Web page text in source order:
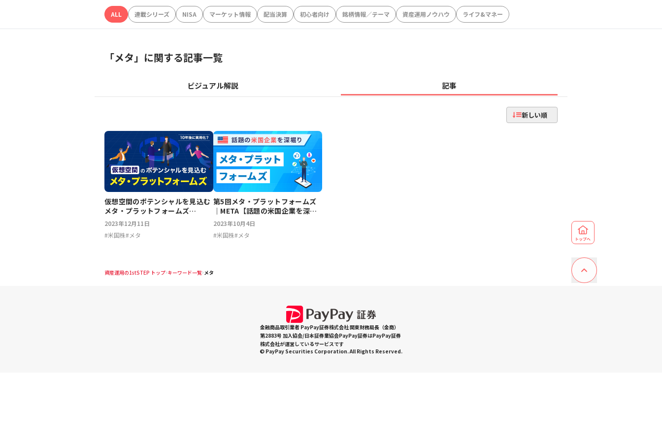
ALL 連載シリーズ NISA マーケット情報 配当決算 初心者向け 銘柄情報／テーマ 資産運用ノウハウ ライフ&マネー
「メタ」に関する記事一覧
ビジュアル解説 記事
新しい順
仮想空間のポテンシャルを見込む
メタ・プラットフォームズ
（META）
2023年12月11日
#米国株#メタ
第5回メタ・プラットフォームズ
｜META【話題の米国企業を深堀
り】
2023年10月4日
#米国株#メタ
資産運用の1stSTEP トップ キーワード一覧 メタ
金融商品取引業者 PayPay証券株式会社 関東財務局長（金商）
第2883号 加入協会/日本証券業協会PayPay証券はPayPay証券
株式会社が運営しているサービスです
© PayPay Securities Corporation. All Rights Reserved.